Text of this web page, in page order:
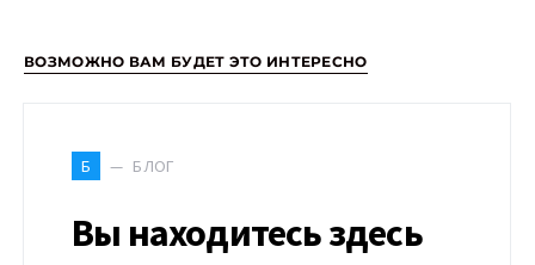
ВОЗМОЖНО ВАМ БУДЕТ ЭТО ИНТЕРЕСНО
Б БЛОГ
Вы находитесь здесь